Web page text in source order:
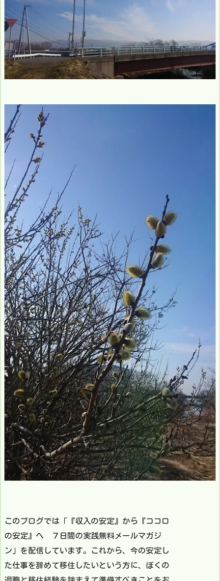
このブログでは「『収入の安定』から『ココロ
の安定』へ ７日間の実践無料メールマガジ
ン」を配信しています。これから、今の安定し
た仕事を辞めて移住したいという方に、ぼくの